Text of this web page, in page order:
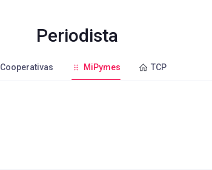
Periodista
Cooperativas MiPymes TCP